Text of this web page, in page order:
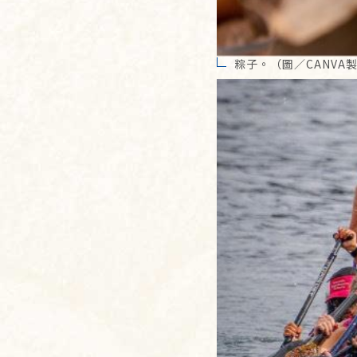
粽子。（圖／CANVA